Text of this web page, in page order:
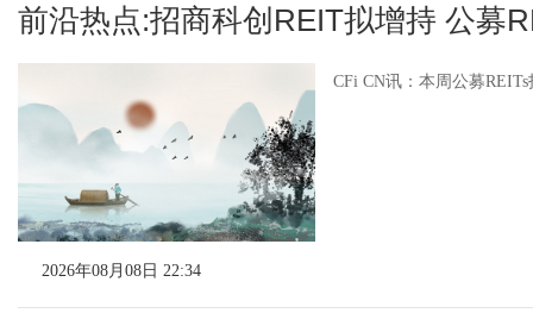
前沿热点:招商科创REIT拟增持 公募
CFi CN讯：本周公募
2026年08月08日 22:34